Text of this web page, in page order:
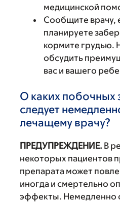
медицинской
Сообщите врачу,
планируете
кормите грудью.
обсудить
вас и вашего
О каких побочных
следует
лечащему врачу?
ПРЕДУПРЕЖДЕНИЕ. В
некоторых пациентов
препарата может
иногда и смертельно
эффекты. Немедленно